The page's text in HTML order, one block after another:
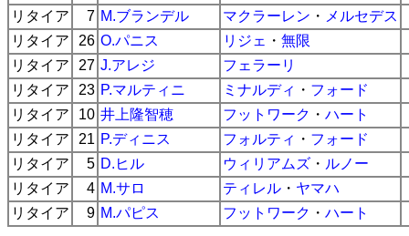
リタイア
7 M.ブランデル マクラーレン ・ メルセデス
リタイア
26 O.パニス リジェ ・ 無限
リタイア
27 J.アレジ
フェラーリ
リタイア
23 P.マルティニ ミナルディ ・ フォード
リタイア
10 井上隆智穂 フットワーク ・ ハート
リタイア
21 P.ディニス フォルティ ・ フォード
リタイア
5 D.ヒル ウィリアムズ ・ ルノー
リタイア
4 M.サロ ティレル ・ ヤマハ
リタイア
9 M.パピス フットワーク ・ ハート